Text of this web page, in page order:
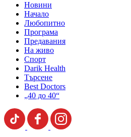
Новини
Начало
Любопитно
Програма
Предавания
На живо
Спорт
Darik Health
Търсене
Best Doctors
„40 до 40“